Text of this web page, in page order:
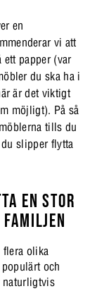
en
vi att
ett papper (var
du ska ha i
är det viktigt
möjligt). På så
tills du
slipper flytta
EN STOR
flera olika
och
naturligtvis